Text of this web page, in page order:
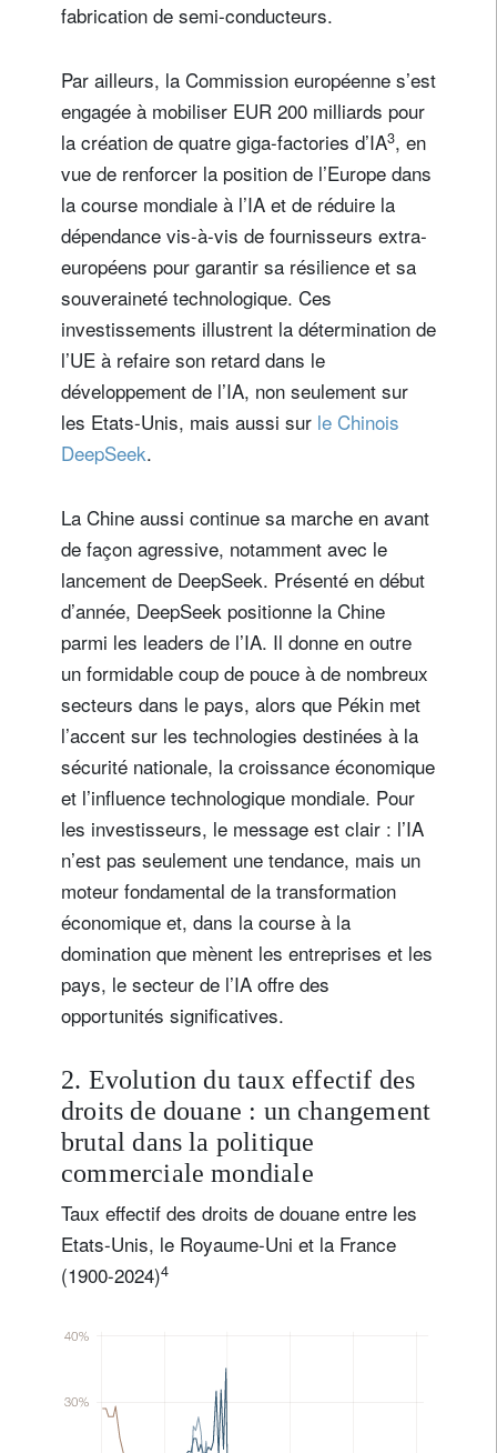
fabrication de semi-conducteurs.
Par ailleurs, la Commission européenne s’est
engagée à mobiliser EUR 200 milliards pour
la création de quatre giga-factories d’IA3, en
vue de renforcer la position de l’Europe dans
la course mondiale à l’IA et de réduire la
dépendance vis-à-vis de fournisseurs extra-
européens pour garantir sa résilience et sa
souveraineté technologique. Ces
investissements illustrent la détermination de
l’UE à refaire son retard dans le
développement de l’IA, non seulement sur
les Etats-Unis, mais aussi sur le Chinois
DeepSeek.
La Chine aussi continue sa marche en avant
de façon agressive, notamment avec le
lancement de DeepSeek. Présenté en début
d’année, DeepSeek positionne la Chine
parmi les leaders de l’IA. Il donne en outre
un formidable coup de pouce à de nombreux
secteurs dans le pays, alors que Pékin met
l’accent sur les technologies destinées à la
sécurité nationale, la croissance économique
et l’influence technologique mondiale. Pour
les investisseurs, le message est clair : l’IA
n’est pas seulement une tendance, mais un
moteur fondamental de la transformation
économique et, dans la course à la
domination que mènent les entreprises et les
pays, le secteur de l’IA offre des
opportunités significatives.
2. Evolution du taux effectif des
droits de douane : un changement
brutal dans la politique
commerciale mondiale
Taux effectif des droits de douane entre les
Etats-Unis, le Royaume-Uni et la France
(1900-2024)4